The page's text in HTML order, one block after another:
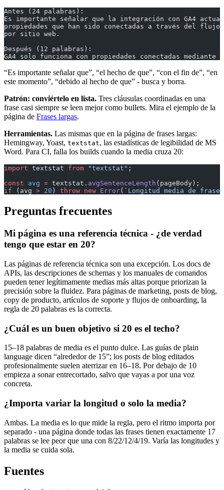
Antes (24 palabras):
Es importante señalar que la integración con GA4
propiedades que han sido conectadas a través del
por sitio web.
Después (12 palabras):
GA4 solo funciona con propiedades conectadas
“Es importante señalar que”, “el hecho de que”, “con el fin de”, “en
este momento”, “debido al hecho de que” - busca y borra.
Patrón: conviértelo en lista. Tres cláusulas coordinadas en una
frase casi siempre se leen mejor como bullets. Mira el ejemplo de la
página de Frases largas.
Herramientas. Las mismas que en la página de frases largas:
Hemingway, Yoast, textstat, las estadísticas de legibilidad de MS
Word. Para CI, falla los builds cuando la media cruza 20:
import textstat from "textstat" ;
const avg = textstat. avgSentenceLength (pageBody);
if (avg > 20 ) throw new Error( `Longitud media de frase
Preguntas frecuentes
Mi página es una referencia técnica - ¿de verdad
tengo que estar en 20?
Las páginas de referencia técnica son una excepción. Los docs de
APIs, las descripciones de schemas y los manuales de comandos
pueden tener legítimamente medias más altas porque priorizan la
precisión sobre la fluidez. Para páginas de marketing, posts de blog,
copy de producto, artículos de soporte y flujos de onboarding, la
regla de 20 palabras es la correcta.
¿Cuál es un buen objetivo si 20 es el techo?
15–18 palabras de media es el punto dulce. Las guías de plain
language dicen “alrededor de 15”; los posts de blog editados
profesionalmente suelen aterrizar en 16–18. Por debajo de 10
empieza a sonar entrecortado, salvo que vayas a por una voz
concreta.
¿Importa variar la longitud o solo la media?
Ambas. La media es lo que mide la regla, pero el ritmo importa por
separado - una página donde todas las frases tienen exactamente 17
palabras se lee peor que una con 8/22/12/4/19. Varía las longitudes y
la media se cuida sola.
Fuentes